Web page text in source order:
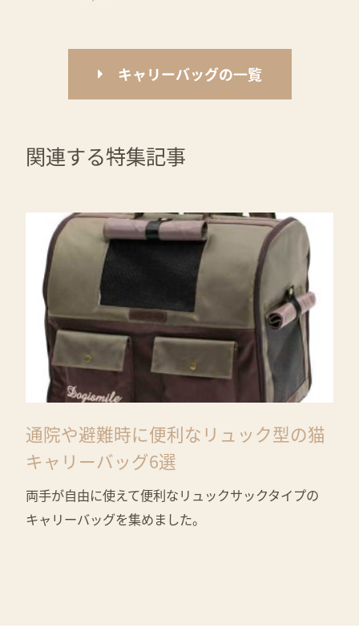
キャリーバッグの一覧
関連する特集記事
通院や避難時に便利なリュック型の猫
キャリーバッグ6選
両手が自由に使えて便利なリュックサックタイプの
キャリーバッグを集めました。